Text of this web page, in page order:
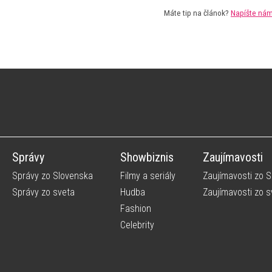
Máte tip na článok? Napíšte
Správy
Správy zo Slovenska
Správy zo sveta
Showbiznis
Filmy a seriály
Hudba
Fashion
Celebrity
Zaujímavosti
Zaujímavosti zo
Zaujímavosti zo